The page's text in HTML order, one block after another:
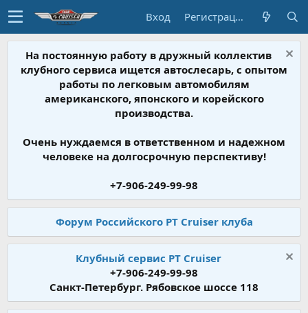
Вход Регистрация
На постоянную работу в дружный коллектив
клубного сервиса ищется автослесарь, с опытом
работы по легковым автомобилям
американского, японского и корейского
производства.
Очень нуждаемся в ответственном и надежном
человеке на долгосрочную перспективу!
+7-906-249-99-98
Форум Российского PT Cruiser клуба
Клубный сервис PT Cruiser
+7-906-249-99-98
Санкт-Петербург. Рябовское шоссе 118